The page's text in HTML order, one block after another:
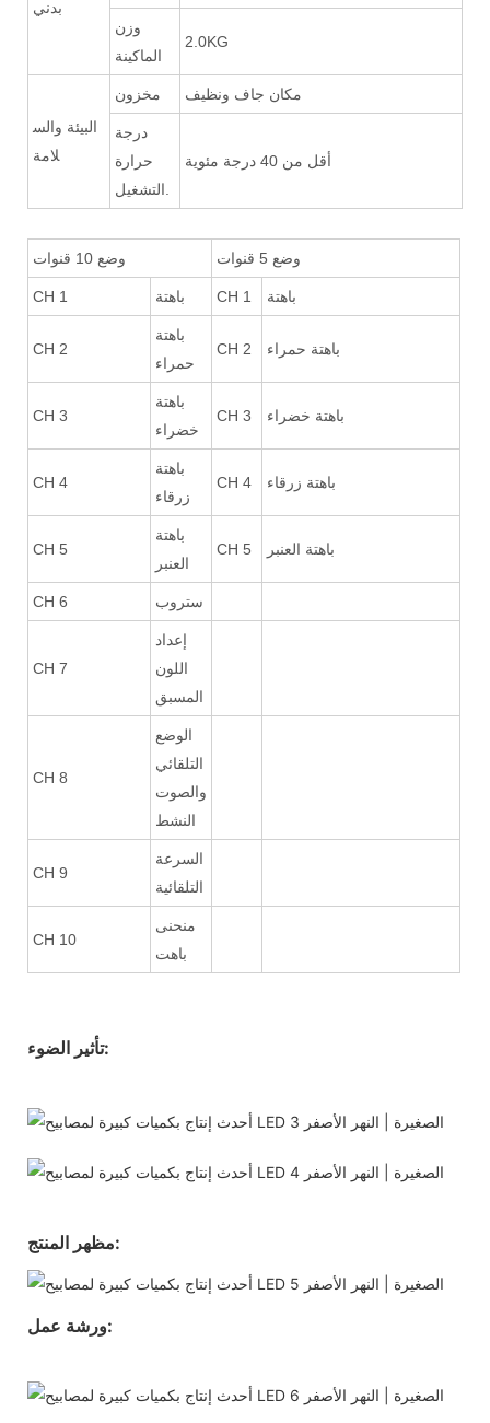
بدني
وزن
الماكينة
2.0KG
البيئة والس
لامة
مخزون مكان جاف ونظيف
درجة
حرارة
أقل من 40 درجة مئوية
وضع 10 قنوات وضع 5 قنوات
CH 1 باهتة CH 1 باهتة
CH 2
باهتة
حمراء
CH 2 باهتة حمراء
CH 3
باهتة
خضراء
CH 3 باهتة خضراء
CH 4
باهتة
زرقاء
CH 4 باهتة زرقاء
CH 5
باهتة
العنبر
CH 5 باهتة العنبر
CH 6 ستروب
CH 7
إعداد
اللون
المسبق
CH 8
الوضع
التلقائي
والصوت
النشط
CH 9
السرعة
التلقائية
CH 10
منحنى
باهت
تأثير الضوء:
مظهر المنتج:
ورشة عمل: